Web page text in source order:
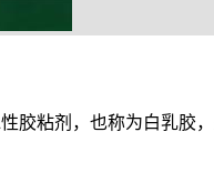
胶粘剂，也称为白乳胶